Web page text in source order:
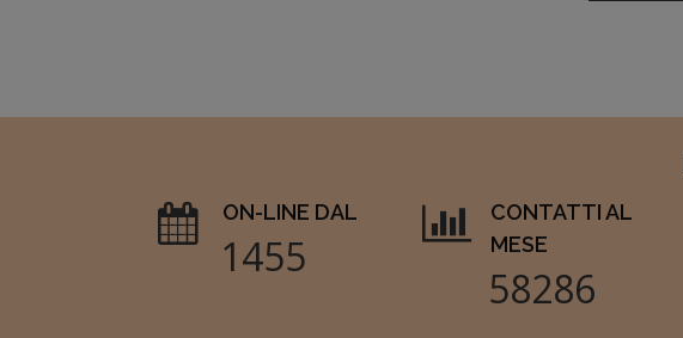
ON-LINE DAL
1740
CONTATTI AL
MESE
69714